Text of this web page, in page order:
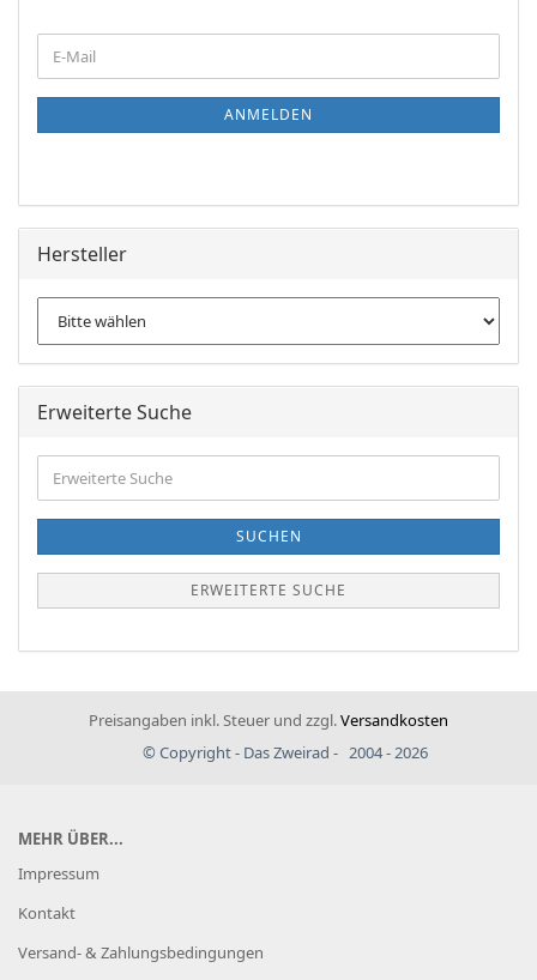
ZUR
NEWSLETTER-
E-
Mail
ANMELDEN
Hersteller
Erweiterte Suche
Suche
SUCHEN
ERWEITERTE SUCHE
Preisangaben inkl. Steuer und zzgl.Versandkosten
© Copyright - Das Zweirad - 2004 - 2026
MEHR ÜBER...
Impressum
Kontakt
Versand- & Zahlungsbedingungen